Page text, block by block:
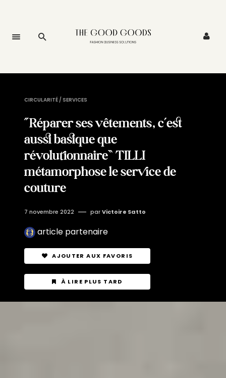
CIRCULARITÉ / SERVICES
“Réparer ses vêtements, c’est
aussi basique que
révolutionnaire” TILLI
métamorphose le service de
couture
7 novembre 2022 parVictoire Satto
article partenaire
AJOUTER AUX FAVORIS
À LIRE PLUS TARD